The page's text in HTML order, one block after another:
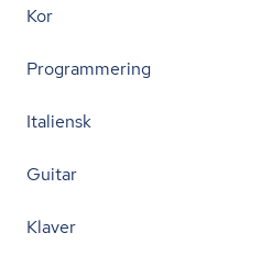
Kor
Programmering
Italiensk
Guitar
Klaver